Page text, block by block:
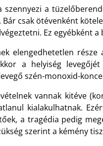
a
csak ötévenként
Ez egyébként
elengedhetetlen
a helyiség
szén-monoxid-
vannak kitéve
kialakulhatnak.
a tragédia pedig
szerint a kémény